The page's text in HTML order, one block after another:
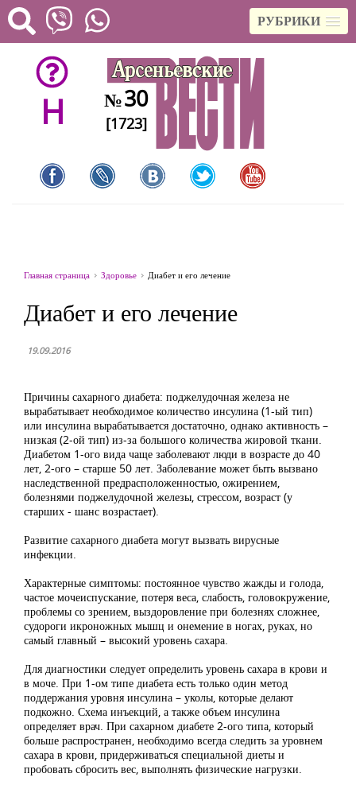
РУБРИКИ
H №30
[1723]
Главная страница Здоровье Диабет и его лечение
Диабет и его лечение
19.09.2016
Причины сахарного диабета: поджелудочная железа не
вырабатывает необходимое количество инсулина (1-ый тип)
или инсулина вырабатывается достаточно, однако активность –
низкая (2-ой тип) из-за большого количества жировой ткани.
Диабетом 1-ого вида чаще заболевают люди в возрасте до 40
лет, 2-ого – старше 50 лет. Заболевание может быть вызвано
наследственной предрасположенностью, ожирением,
болезнями поджелудочной железы, стрессом, возраст (у
старших - шанс возрастает).
Развитие сахарного диабета могут вызвать вирусные
инфекции.
Характерные симптомы: постоянное чувство жажды и голода,
частое мочеиспускание, потеря веса, слабость, головокружение,
проблемы со зрением, выздоровление при болезнях сложнее,
судороги икроножных мышц и онемение в ногах, руках, но
самый главный – высокий уровень сахара.
Для диагностики следует определить уровень сахара в крови и
в моче. При 1-ом типе диабета есть только один метод
поддержания уровня инсулина – уколы, которые делают
подкожно. Схема инъекций, а также объем инсулина
определяет врач. При сахарном диабете 2-ого типа, который
больше распространен, необходимо всегда следить за уровнем
сахара в крови, придерживаться специальной диеты и
пробовать сбросить вес, выполнять физические нагрузки.